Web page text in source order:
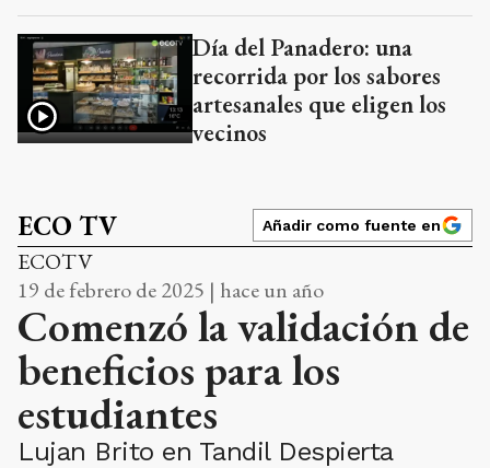
Día del Panadero: una
recorrida por los sabores
artesanales que eligen los
vecinos
ECO TV Añadir como fuente en
ECOTV
19 de febrero de 2025 | hace un año
Comenzó la validación de
beneficios para los
estudiantes
Lujan Brito en Tandil Despierta